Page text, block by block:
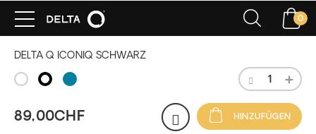
0
DELTA Q ICONIQ SCHWARZ
89,00CHF HINZUFÜGEN